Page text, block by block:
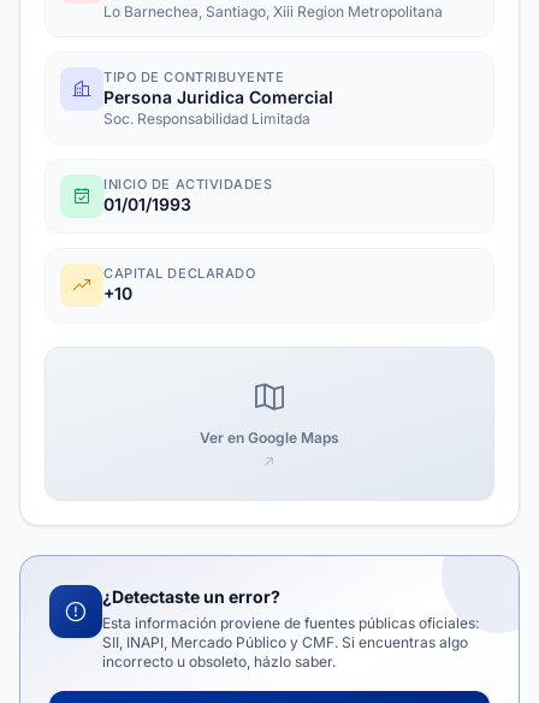
Lo Barnechea, Santiago, Xiii Region Metropolitana
TIPO DE CONTRIBUYENTE
Persona Juridica Comercial
Soc. Responsabilidad Limitada
INICIO DE ACTIVIDADES
01/01/1993
CAPITAL DECLARADO
+10
Ver en Google Maps
¿Detectaste un error?
Esta información proviene de fuentes públicas oficiales:
SII, INAPI, Mercado Público y CMF. Si encuentras algo
incorrecto u obsoleto, házlo saber.